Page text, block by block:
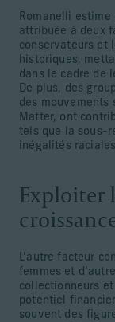
Romanelli estime
attribuée à deux
conservateurs et
historiques,
dans le cadre de
De plus, des
des mouvements
Matter, ont
tels que la sous-
inégalités
Exploiter
L’autre facteur
femmes et
collectionneurs
potentiel
souvent des